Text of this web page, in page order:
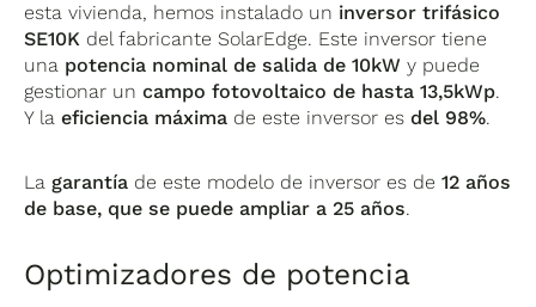
esta vivienda, hemos instalado un inversor trifásico
SE10K del fabricante SolarEdge. Este inversor tiene
una potencia nominal de salida de 10kW y puede
gestionar uncampo fotovoltaico de hasta 13,5kWp.
Y laeficiencia máxima de este inversor es del 98%.
La garantía de este modelo de inversor es de12 años
de base, que se puede ampliar a 25 años.
Optimizadores de potencia